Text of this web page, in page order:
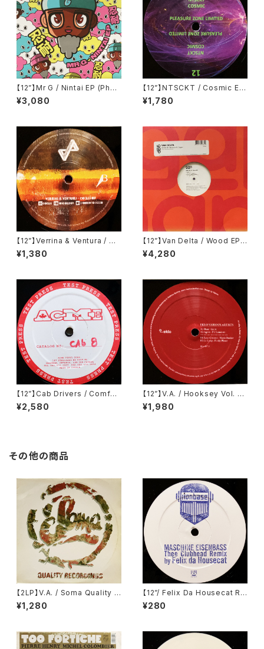
【12”】Mr G / Nintai EP (Phoe
nix G.) (PG077)
¥3,080
【12”】NTSCKT / Cosmic EP
(Pleasure Zone Limited) (P
LZ012LTD)
¥1,780
【12”】Verrina & Ventura / Co
clea EP (Propaganda Reco
rds) (PR002)
¥1,380
【12”】Van Delta / Wood EP
(Groove Attack Production
s) (GAP 083)
¥4,280
【12”】Cab Drivers / Comfort
Inn EP (Cabinet Records)
(cab 8)
¥2,580
【12”】V.A. / Hooksey Vol. 3
(Eklo) (EKLO007.3)
¥1,980
その他の商品
【2LP】V.A. / Soma Quality R
ecordings - Volume 3 (So
ma Quality Recordings) (S
¥1,280
【12”/ Felix Da Housecat Re
mix】Ironbase / Maschine E
isenbass (Club Culture)
¥280